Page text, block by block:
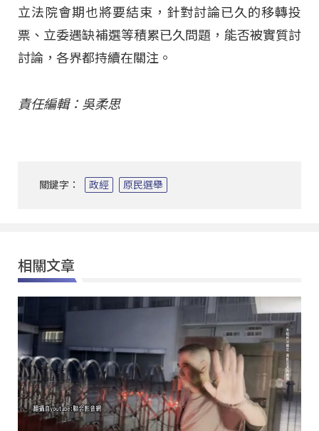
立法院會期也將要結束，針對討論已久的移轉投
票、立委遇缺補選等積累已久問題，能否被實質討
討論，各界都持續在關注。
責任編輯：吳柔思
關鍵字： 政經 原民選舉
相關文章